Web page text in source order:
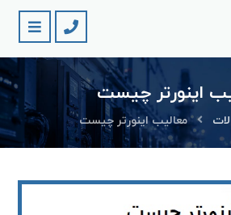
اینورتر چیست
معالیب اینورتر چیست